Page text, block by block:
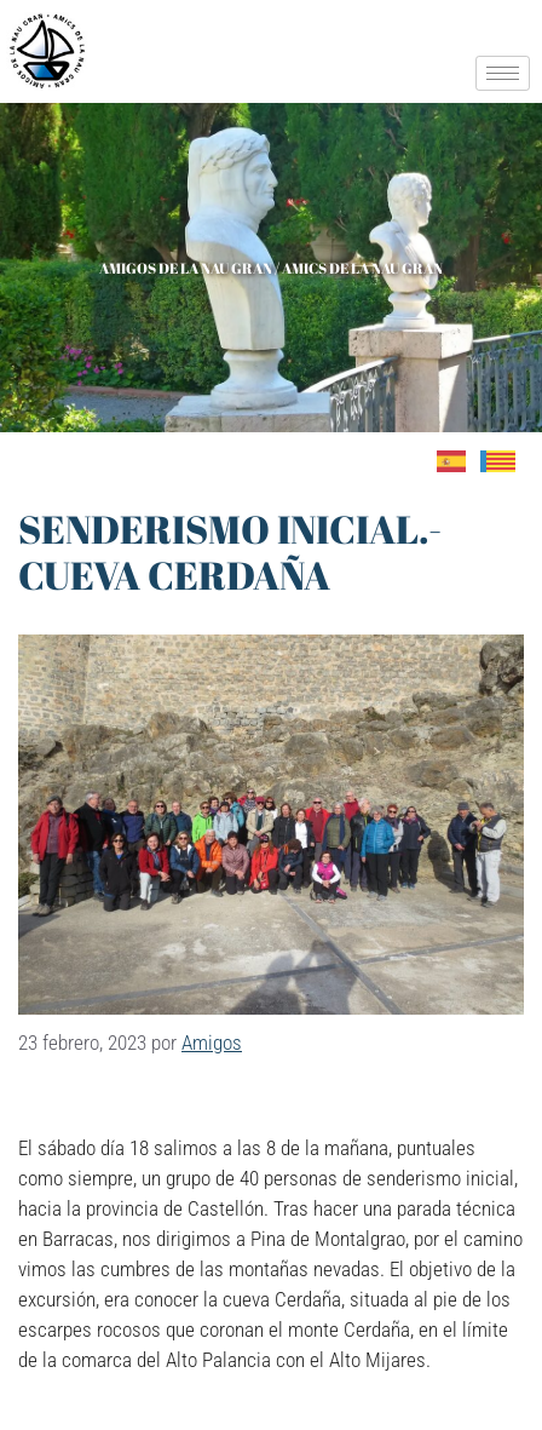
AMIGOS DE LA NAU GRAN / AMICS DE LA NAU GRAN
SENDERISMO INICIAL.-
CUEVA CERDAÑA
23 febrero, 2023 por Amigos
El sábado día 18 salimos a las 8 de la mañana, puntuales
como siempre, un grupo de 40 personas de senderismo inicial,
hacia la provincia de Castellón. Tras hacer una parada técnica
en Barracas, nos dirigimos a Pina de Montalgrao, por el camino
vimos las cumbres de las montañas nevadas. El objetivo de la
excursión, era conocer la cueva Cerdaña, situada al pie de los
escarpes rocosos que coronan el monte Cerdaña, en el límite
de la comarca del Alto Palancia con el Alto Mijares.